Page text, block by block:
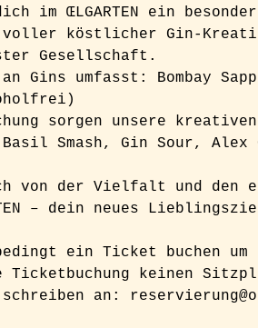
im ŒLGARTEN ein
köstlicher Gin-
Gesellschaft.
Gins umfasst: Bombay
sorgen unsere
Smash, Gin Sour,
von der Vielfalt und den
– dein neues
ein Ticket buchen
Ticketbuchung keinen
an: